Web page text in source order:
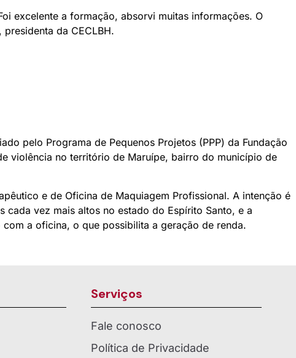
excelente a formação, absorvi muitas informações. O
da CECLBH.
pelo Programa de Pequenos Projetos (PPP) da Fundação
violência no território de Maruípe, bairro do município de
e de Oficina de Maquiagem Profissional. A intenção é
vez mais altos no estado do Espírito Santo, e a
a oficina, o que possibilita a geração de renda.
Serviços
Fale conosco
Política de Privacidade